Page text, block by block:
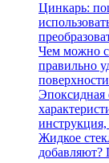
Цинкарь:
Чем можно
правильно
Эпоксидная
инструкция,
Жидкое